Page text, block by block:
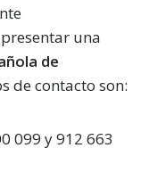
una
de
de contacto son:
099 y 912 663